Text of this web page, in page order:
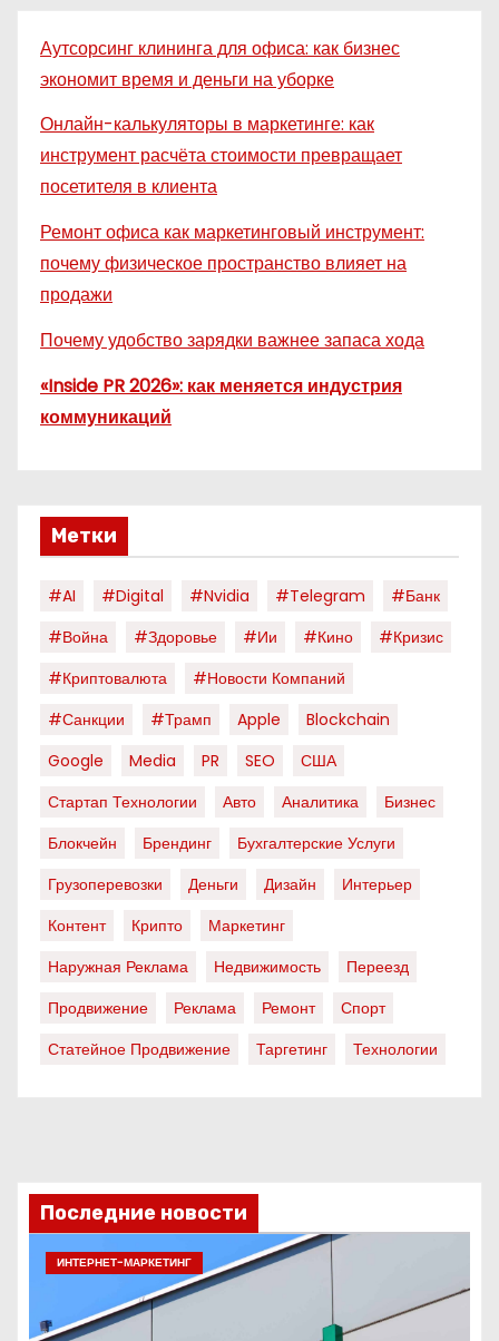
Аутсорсинг клининга для офиса: как бизнес
экономит время и деньги на уборке
Онлайн-калькуляторы в маркетинге: как
инструмент расчёта стоимости превращает
посетителя в клиента
Ремонт офиса как маркетинговый инструмент:
почему физическое пространство влияет на
продажи
Почему удобство зарядки важнее запаса хода
«Inside PR 2026»: как меняется индустрия
коммуникаций
Метки
#AI #digital #nvidia #telegram
#банк
#война
#здоровье #ии #кино
#кризис
#криптовалюта
#новости Компаний
#санкции
#трамп Apple
Blockchain
Google
Media PR SEO
США
Стартап Технологии
Авто Аналитика
Бизнес
Блокчейн
Брендинг
Бухгалтерские Услуги
Грузоперевозки
Деньги Дизайн
Интерьер
Контент
Крипто
Маркетинг
Наружная Реклама
Недвижимость
Переезд
Продвижение
Реклама Ремонт
Спорт
Статейное Продвижение
Таргетинг Технологии
Последние новости
ИНТЕРНЕТ-МАРКЕТИНГ